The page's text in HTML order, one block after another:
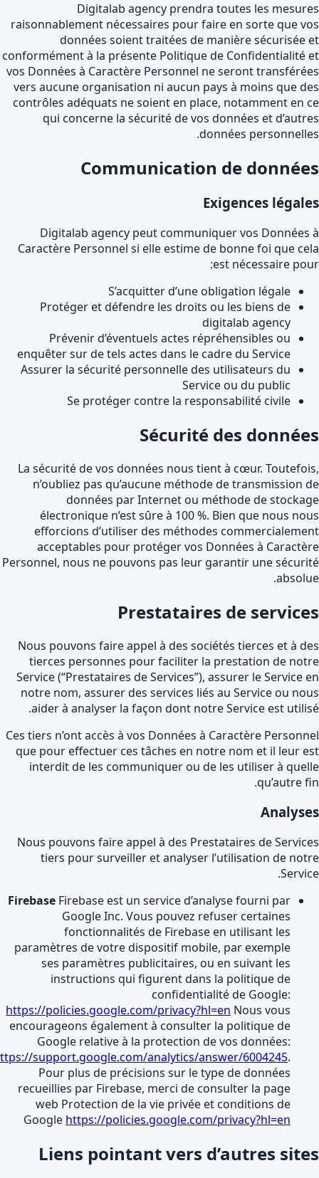
Digitalab agency prendra toutes les
raisonnablement nécessaires pour faire en sorte que
données soient traitées de manière sécurisée
conformément à la présente Politique de Confidentialité
vos Données à Caractère Personnel ne seront
vers aucune organisation ni aucun pays à moins que
contrôles adéquats ne soient en place, notamment en
qui concerne la sécurité de vos données et
données
Communication de
Exigences
Digitalab agency peut communiquer vos Données
Caractère Personnel si elle estime de bonne foi que
est nécessaire
S’acquitter d’une obligation légale
Protéger et défendre les droits ou les biens de
digitalab agency
Prévenir d’éventuels actes répréhensibles ou
enquêter sur de tels actes dans le cadre du Service
Assurer la sécurité personnelle des utilisateurs du
Service ou du public
Se protéger contre la responsabilité civile
Sécurité des
La sécurité de vos données nous tient à cœur.
n’oubliez pas qu’aucune méthode de transmission
données par Internet ou méthode de
électronique n’est sûre à 100 %. Bien que nous
efforcions d’utiliser des méthodes
acceptables pour protéger vos Données à
Personnel, nous ne pouvons pas leur garantir une
Prestataires de
Nous pouvons faire appel à des sociétés tierces et à
tierces personnes pour faciliter la prestation de
Service (“Prestataires de Services”), assurer le Service
notre nom, assurer des services liés au Service ou
aider à analyser la façon dont notre Service est
Ces tiers n’ont accès à vos Données à Caractère
que pour effectuer ces tâches en notre nom et il leur
interdit de les communiquer ou de les utiliser à
qu’autre
Nous pouvons faire appel à des Prestataires de
tiers pour surveiller et analyser l’utilisation de
FirebaseFirebase est un service d’analyse fourni par
Google Inc. Vous pouvez refuser certaines
fonctionnalités de Firebase en utilisant les
paramètres de votre dispositif mobile, par exemple
ses paramètres publicitaires, ou en suivant les
instructions qui figurent dans la politique de
confidentialité de Google:
https://policies.google.com/privacy?hl=enNous vous
encourageons également à consulter la politique de
Google relative à la protection de vos données:
https://support.google.com/analytics/answer/6004245
Pour plus de précisions sur le type de données
recueillies par Firebase, merci de consulter la page
web Protection de la vie privée et conditions de
Googlehttps://policies.google.com/privacy?hl=en
Liens pointant vers d’autres